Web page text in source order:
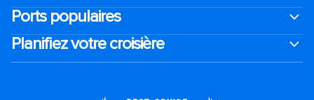
Ports populaires
Planifiez votre croisière